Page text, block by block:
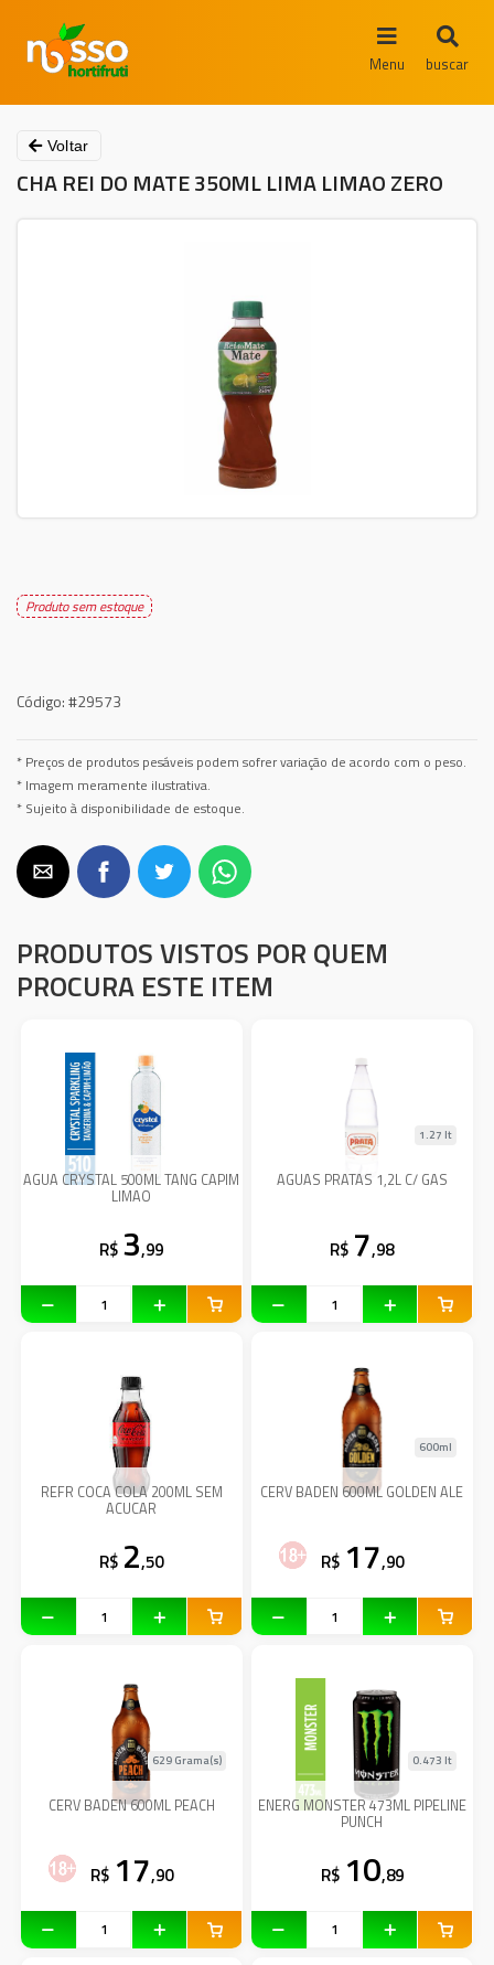
Menu buscar
Voltar
CHA REI DO MATE 350ML LIMA LIMAO ZERO
Produto sem estoque
Código:#29573
* Preços de produtos pesáveis podem sofrer variação de acordo com o peso.
* Imagem meramente ilustrativa.
* Sujeito à disponibilidade de estoque.
PRODUTOS VISTOS POR QUEM
PROCURA ESTE ITEM
AGUA CRYSTAL 500ML TANG CAPIM
LIMAO
R$ 3,99
AGUAS PRATAS 1,2L C/ GAS
1.27 lt
R$ 7,98
REFR COCA COLA 200ML SEM
ACUCAR
R$ 2,50
CERV BADEN 600ML GOLDEN ALE
600ml
R$ 17,90
CERV BADEN 600ML PEACH
629 Grama(s)
R$ 17,90
ENERG MONSTER 473ML PIPELINE
PUNCH
0.473 lt
R$ 10,89